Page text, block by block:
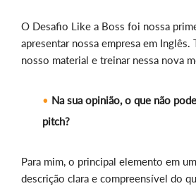
O Desafio Like a Boss foi nossa
apresentar nossa empresa em
nosso material e treinar nessa nova
Na sua opinião, o que não
pitch?
Para mim, o principal elemento em
descrição clara e compreensível do